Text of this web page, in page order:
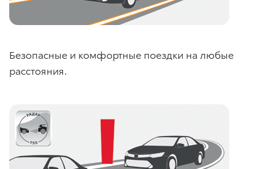
Безопасные и комфортные поездки на любые
расстояния.